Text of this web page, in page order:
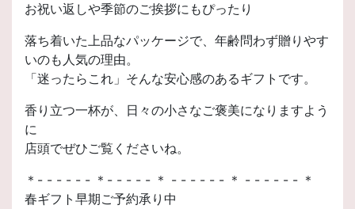
お祝い返しや季節のご挨拶にもぴったり
落ち着いた上品なパッケージで、年齢問わず贈りやす
いのも人気の理由。
「迷ったらこれ」そんな安心感のあるギフトです。
香り立つ一杯が、日々の小さなご褒美になりますよう
に
店頭でぜひご覧くださいね。
＊- - - - - - ＊- - - - - ＊ - - - - - - ＊ - - - - - - ＊
春ギフト早期ご予約承り中